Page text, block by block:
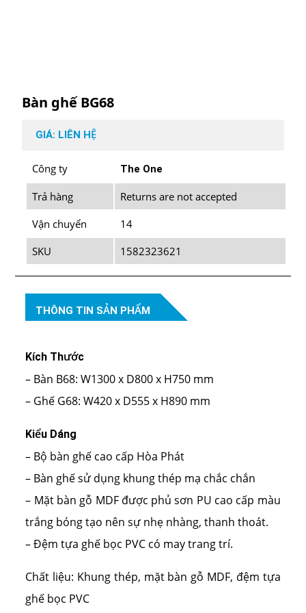
Bàn ghế BG68
GIÁ: LIÊN HỆ
Công ty The One
Trả hàng
Returns are not accepted
Vận chuyển
14
SKU
1582323621
THÔNG TIN SẢN PHẨM
Kích Thước
– Bàn B68: W1300 x D800 x H750 mm
– Ghế G68: W420 x D555 x H890 mm
Kiểu Dáng
– Bộ bàn ghế cao cấp Hòa Phát
– Bàn ghế sử dụng khung thép mạ chắc chắn
– Mặt bàn gỗ MDF được phủ sơn PU cao cấp màu
trắng bóng tạo nên sự nhẹ nhàng, thanh thoát.
– Đệm tựa ghế bọc PVC có may trang trí.
Chất liệu: Khung thép, mặt bàn gỗ MDF, đệm tựa
ghế bọc PVC